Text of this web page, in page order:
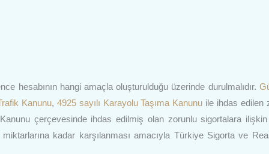
hesabının hangi amaçla oluşturulduğu üzerinde durulmalıdır.
Kanunu, 4925 sayılı Karayolu Taşıma Kanunu ile ihdas edilen
çerçevesinde ihdas edilmiş olan zorunlu sigortalara
kadar karşılanması amacıyla Türkiye Sigorta ve